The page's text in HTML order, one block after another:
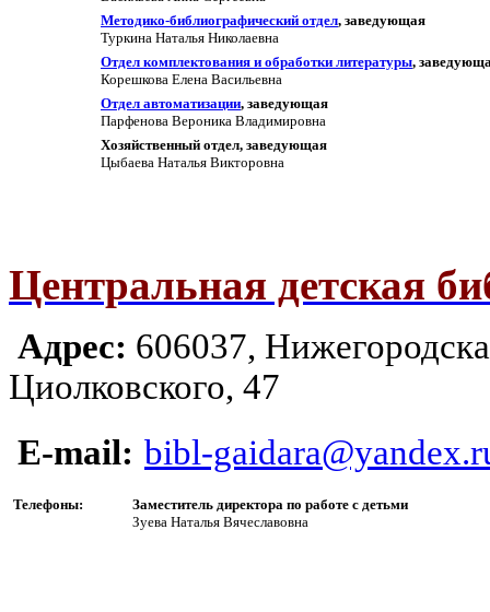
Методико-библиографический отдел, заведующая
Туркина Наталья Николаевна
Отдел комплектования и обработки литературы,
Корешкова Елена Васильевна
Отдел автоматизации, заведующая
Парфенова Вероника Владимировна
Хозяйственный отдел, заведующая
Цыбаева Наталья Викторовна
Центральная детская
Адрес: 606037,
Циолковского, 47
E-mail: bibl-
Телефоны:
Заместитель директора по работе с детьми
Зуева Наталья Вячеславовна